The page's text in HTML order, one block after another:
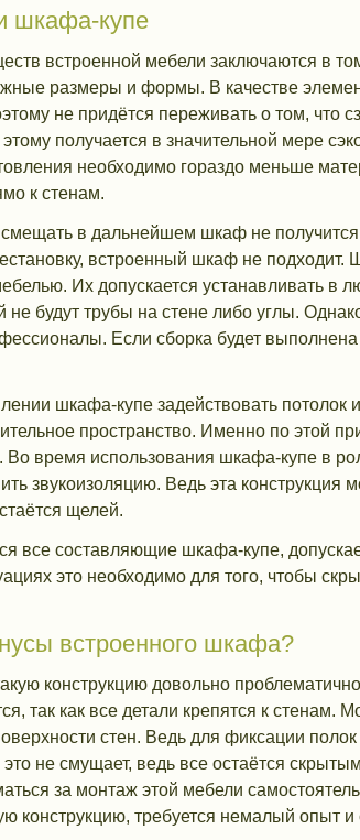
шкафа-купе
встроенной мебели заключаются в
размеры и формы. В качестве
не придётся переживать о том, что
получается в значительной мере
необходимо гораздо меньше
к стенам.
в дальнейшем шкаф не
встроенный шкаф не подходит.
Их допускается устанавливать в
не будут трубы на стене либо углы.
Если сборка будет
шкафа-купе задействовать потолок
пространство. Именно по этой
Во время использования шкафа-купе в
звукоизоляцию. Ведь эта конструкция
щелей.
все составляющие шкафа-купе,
это необходимо для того, чтобы
встроенного шкафа?
конструкцию довольно
так как все детали крепятся к стенам.
стен. Ведь для фиксации
не смущает, ведь все остаётся
за монтаж этой мебели
конструкцию, требуется немалый опыт